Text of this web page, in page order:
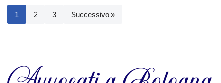
1 2 3 Successivo »